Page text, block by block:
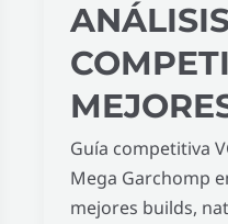
Guía competitiva
Mega Garchomp
mejores builds,